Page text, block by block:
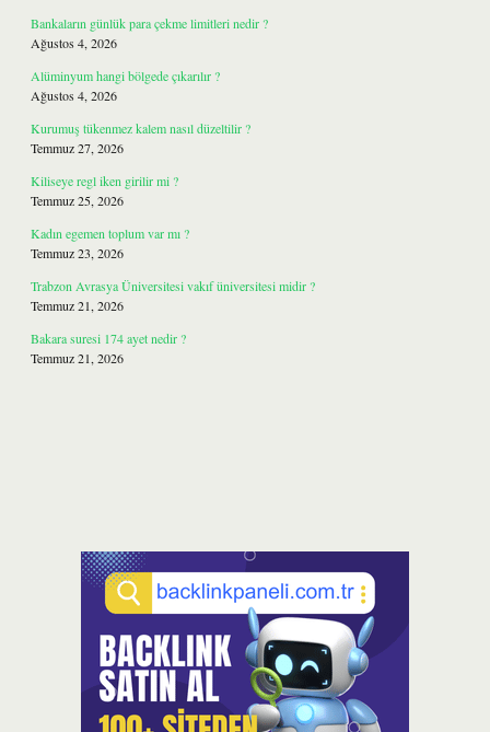
Bankaların günlük para çekme limitleri nedir ?
Ağustos 4, 2026
Alüminyum hangi bölgede çıkarılır ?
Ağustos 4, 2026
Kurumuş tükenmez kalem nasıl düzeltilir ?
Temmuz 27, 2026
Kiliseye regl iken girilir mi ?
Temmuz 25, 2026
Kadın egemen toplum var mı ?
Temmuz 23, 2026
Trabzon Avrasya Üniversitesi vakıf üniversitesi midir ?
Temmuz 21, 2026
Bakara suresi 174 ayet nedir ?
Temmuz 21, 2026